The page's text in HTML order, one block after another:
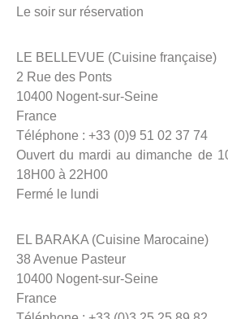
Le soir sur réservation
LE BELLEVUE (Cuisine française)
2 Rue des Ponts
10400 Nogent-sur-Seine
France
Téléphone : +33 (0)9 51 02 37 74
Ouvert du mardi au dimanche de
18H00 à 22H00
Fermé le lundi
EL BARAKA (Cuisine Marocaine)
38 Avenue Pasteur
10400 Nogent-sur-Seine
France